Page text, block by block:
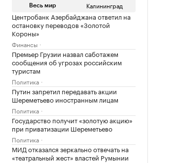
Весь мир Калининград
Центробанк Азербайджана ответил на
остановку переводов «Золотой
Короны»
Финансы
Премьер Грузии назвал саботажем
сообщения об угрозах российским
туристам
Политика
Путин запретил передавать акции
Шереметьево иностранным лицам
Политика
Государство получит «золотую акцию»
при приватизации Шереметьево
Политика
МИД отказался зеркально отвечать на
«театральный жест» властей Румынии